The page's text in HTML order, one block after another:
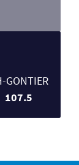
GONTIER
107.5